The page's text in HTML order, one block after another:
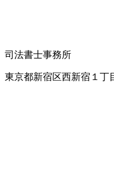
司法書士事務所
東京都新宿区西新宿１丁